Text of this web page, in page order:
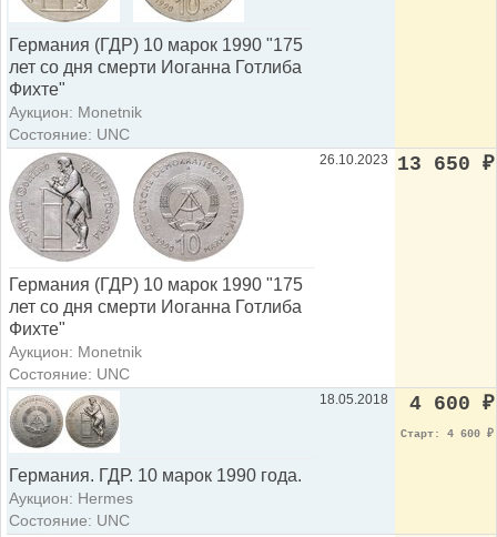
Германия (ГДР) 10 марок 1990 "175
лет со дня смерти Иоганна Готлиба
Фихте"
Аукцион: Monetnik
Состояние: UNC
Германия (ГДР) 10 марок 1990 "175
лет со дня смерти Иоганна Готлиба
Фихте"
Аукцион: Monetnik
Состояние: UNC
26.10.2023 13 650 ₽
Германия. ГДР. 10 марок 1990 года.
Аукцион: Hermes
Состояние: UNC
18.05.2018 4 600 ₽
Старт: 4 600 ₽